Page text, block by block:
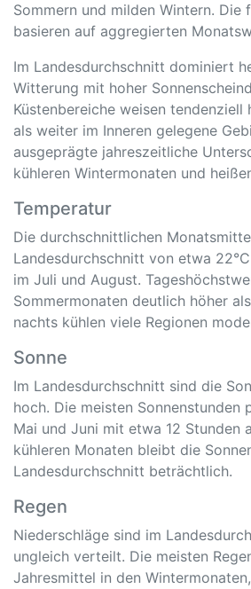
Sommern und milden Wintern. Die
basieren auf aggregierten
Im Landesdurchschnitt dominiert
Witterung mit hoher
Küstenbereiche weisen
als weiter im Inneren gelegene
ausgeprägte jahreszeitliche
kühleren Wintermonaten und
Temperatur
Die durchschnittlichen
Landesdurchschnitt von etwa
im Juli und August.
Sommermonaten deutlich höher
nachts kühlen viele Regionen
Sonne
Im Landesdurchschnitt sind die
hoch. Die meisten Sonnenstunden
Mai und Juni mit etwa 12 Stunden
kühleren Monaten bleibt die
Landesdurchschnitt beträchtlich.
Regen
Niederschläge sind im
ungleich verteilt. Die meisten
Jahresmittel in den